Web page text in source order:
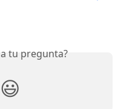
tu pregunta?
😃